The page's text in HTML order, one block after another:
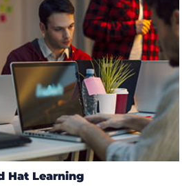
Hat Learning